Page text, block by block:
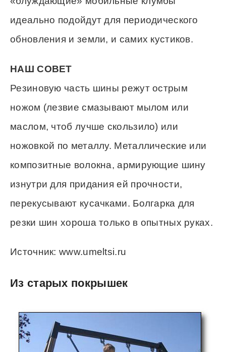
идеально подойдут для периодического
обновления и земли, и самих кустиков.
НАШ СОВЕТ
Резиновую часть шины режут острым
ножом (лезвие смазывают мылом или
маслом, чтоб лучше скользило) или
ножовкой по металлу. Металлические или
композитные волокна, армирующие шину
изнутри для придания ей прочности,
перекусывают кусачками. Болгарка для
резки шин хороша только в опытных руках.
Источник: www.umeltsi.ru
Из старых покрышек